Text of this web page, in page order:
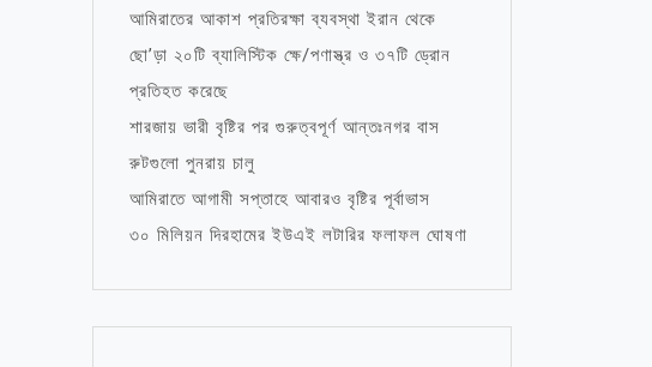
আমিরাতের আকাশ প্রতিরক্ষা ব্যবস্থা ইরান থেকে
ছো’ড়া ২০টি ব্যালিস্টিক ক্ষে/পণাস্ত্র ও ৩৭টি ড্রোন
প্রতিহত করেছে
শারজায় ভারী বৃষ্টির পর গুরুত্বপূর্ণ আন্তঃনগর বাস
রুটগুলো পুনরায় চালু
আমিরাতে আগামী সপ্তাহে আবারও বৃষ্টির পূর্বাভাস
৩০ মিলিয়ন দিরহামের ইউএই লটারির ফলাফল ঘোষণা